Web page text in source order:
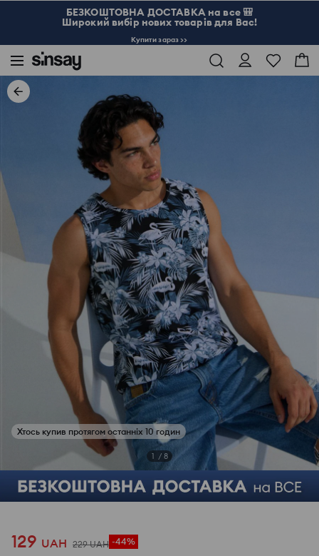
БЕЗКОШТОВНА ДОСТАВКА на все 🎒
Широкий вибір нових товарів для Вас!
Купити зараз >>
Хтось купив протягом останніх 10 годин
1 / 8
129 UAH 229 UAH -44%